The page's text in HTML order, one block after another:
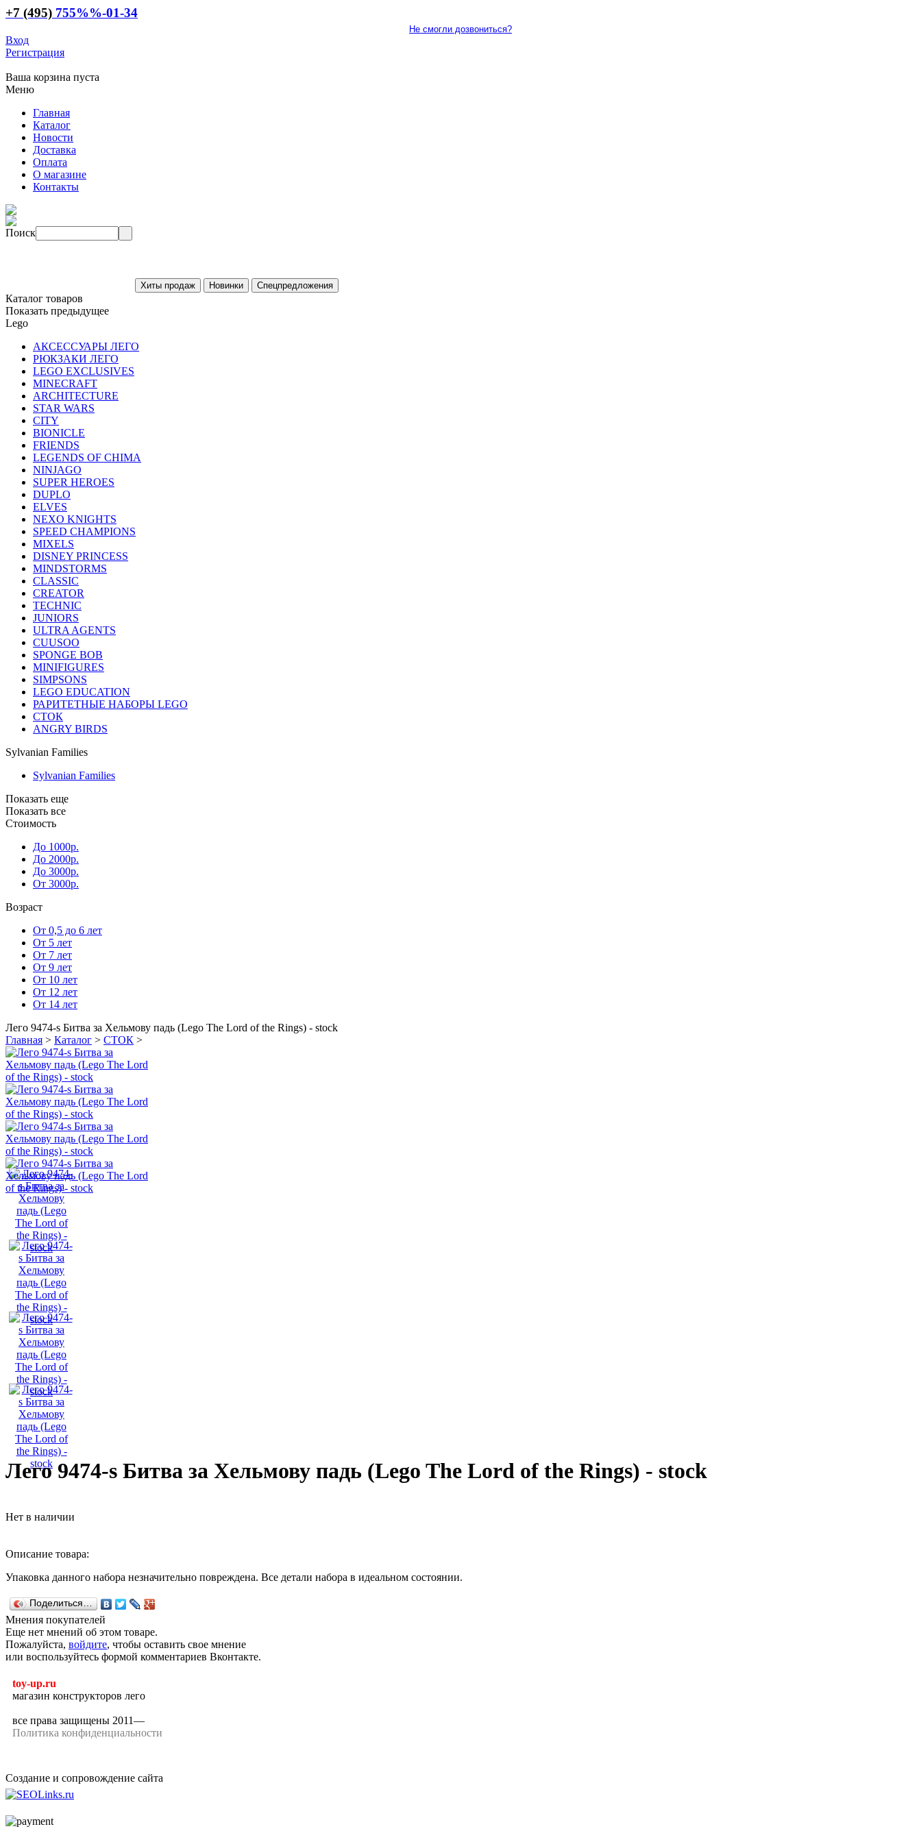
+7 (495) 755%%-01-34
Не смогли дозвониться?
Вход
Регистрация
Ваша корзина пуста
Меню
Главная
Каталог
Новости
Доставка
Оплата
О магазине
Контакты
Поиск
Каталог товаров
Показать предыдущее
Lego
АКСЕССУАРЫ ЛЕГО
РЮКЗАКИ ЛЕГО
LEGO EXCLUSIVES
MINECRAFT
ARCHITECTURE
STAR WARS
CITY
BIONICLE
FRIENDS
LEGENDS OF CHIMA
NINJAGO
SUPER HEROES
DUPLO
ELVES
NEXO KNIGHTS
SPEED CHAMPIONS
MIXELS
DISNEY PRINCESS
MINDSTORMS
CLASSIC
CREATOR
TECHNIC
JUNIORS
ULTRA AGENTS
CUUSOO
SPONGE BOB
MINIFIGURES
SIMPSONS
LEGO EDUCATION
РАРИТЕТНЫЕ НАБОРЫ LEGO
СТОК
ANGRY BIRDS
Sylvanian Families
Sylvanian Families
Показать еще
Показать все
Стоимость
До 1000р.
До 2000р.
До 3000р.
От 3000р.
Возраст
От 0,5 до 6 лет
От 5 лет
От 7 лет
От 9 лет
От 10 лет
От 12 лет
От 14 лет
Лего 9474-s Битва за Хельмову падь (Lego The Lord of the Rings) - stock
Главная > Каталог > СТОК >
Лего 9474-s Битва за Хельмову падь (Lego The Lord of the Rings) - stock
Нет в наличии
Описание товара:
Упаковка данного набора незначительно повреждена. Все детали набора в идеальном состоянии.
Поделиться…
Мнения покупателей
Еще нет мнений об этом товаре.
Пожалуйста, войдите, чтобы оставить свое мнение
или воспользуйтесь формой комментариев Вконтакте.
toy-up.ru
магазин конструкторов лего
все права защищены 2011—
Политика конфиденциальности
Создание и сопровождение сайта